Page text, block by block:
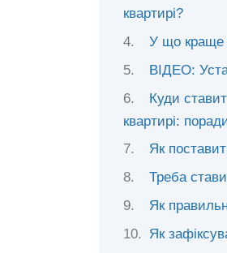
квартирі?
У що краще
ВІДЕО:
Куди
квартирі:
Як
Треба
Як
Як